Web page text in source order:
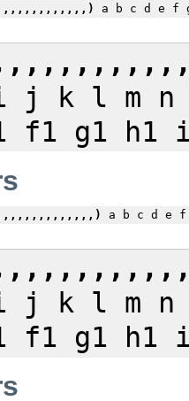
a b c d e f
j k l m n
f1 g1 h1
a b c d e f
j k l m n
f1 g1 h1